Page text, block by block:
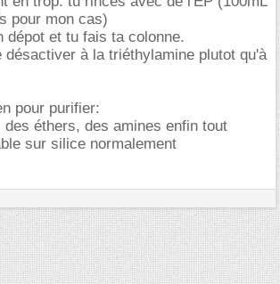
pour mon cas)
dépot et tu fais ta colonne.
désactiver à la triéthylamine plutot qu'à
pour purifier:
des éthers, des amines enfin tout
sur silice normalement